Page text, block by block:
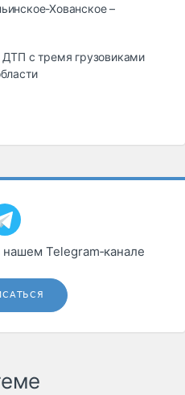
Хованское –
с тремя грузовиками
Telegram‑канале